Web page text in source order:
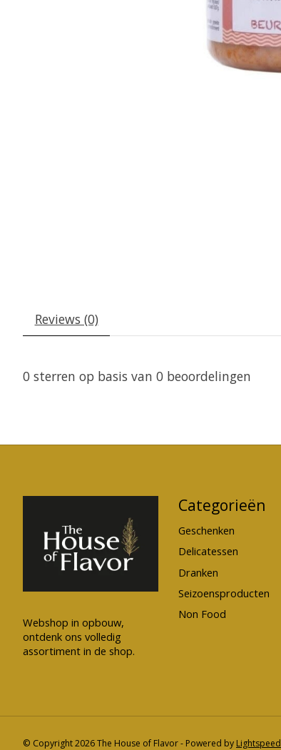
Reviews (0)
0 sterren op basis van 0 beoordelingen
Webshop in opbouw,
ontdenk ons volledig
assortiment in de shop.
Categorieën
Geschenken
Delicatessen
Dranken
Seizoensproducten
Non Food
© Copyright 2026 The House of Flavor - Powered by Lightspeed